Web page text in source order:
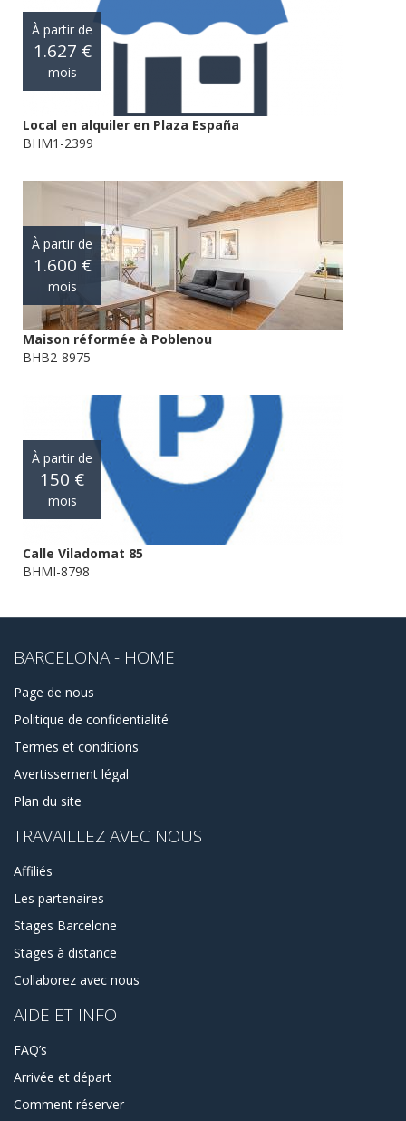
À partir de
1.627 €
mois
Local en alquiler en Plaza España
BHM1-2399
À partir de
1.600 €
mois
Maison réformée à Poblenou
BHB2-8975
À partir de
150 €
mois
Calle Viladomat 85
BHMI-8798
BARCELONA - HOME
Page de nous
Politique de confidentialité
Termes et conditions
Avertissement légal
Plan du site
TRAVAILLEZ AVEC NOUS
Affiliés
Les partenaires
Stages Barcelone
Stages à distance
Collaborez avec nous
AIDE ET INFO
FAQ’s
Arrivée et départ
Comment réserver